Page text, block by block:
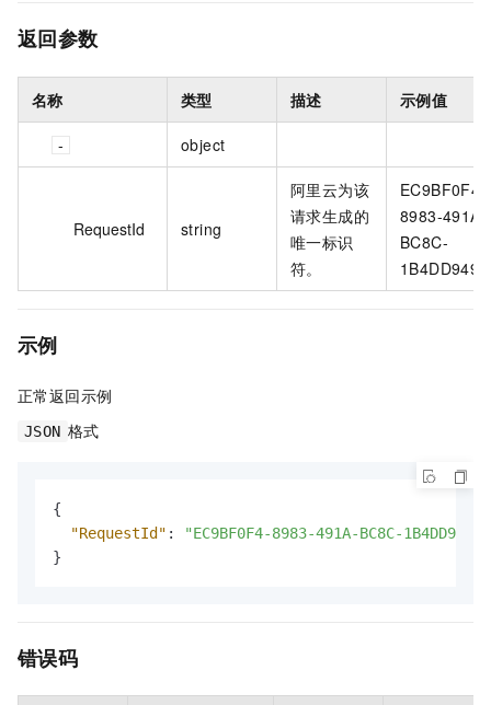
返回参数
名称 类型 描述 示例值
object
RequestId string
阿里云为该
请求生成的
唯一标识
符。
EC9BF0F4-
8983-491A-
BC8C-
示例
正常返回示例
JSON 格式
{
"RequestId" :
"EC9BF0F4-8983-491A-BC8C-
}
错误码